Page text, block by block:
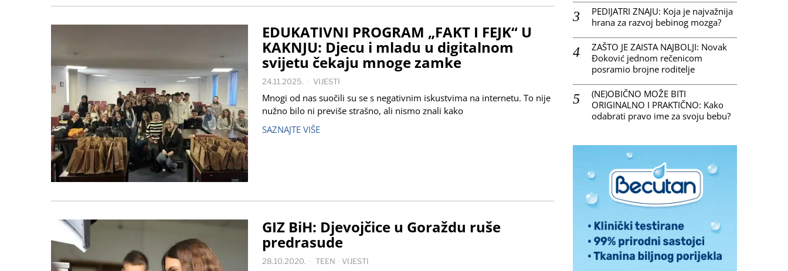
EDUKATIVNI PROGRAM „FAKT I FEJK“ U
KAKNJU: Djecu i mladu u digitalnom
svijetu čekaju mnoge zamke
24.11.2025. VIJESTI
Mnogi od nas suočili su se s negativnim iskustvima na internetu. To nije
nužno bilo ni previše strašno, ali nismo znali kako
SAZNAJTE VIŠE
GIZ BiH: Djevojčice u Goraždu ruše
predrasude
28.10.2020. TEEN · VIJESTI
PEDIJATRI ZNAJU: Koja je najvažnija
hrana za razvoj bebinog mozga?
ZAŠTO JE ZAISTA NAJBOLJI: Novak
Đoković jednom rečenicom
posramio brojne roditelje
(NE)OBIČNO MOŽE BITI
ORIGINALNO I PRAKTIČNO: Kako
odabrati pravo ime za svoju bebu?